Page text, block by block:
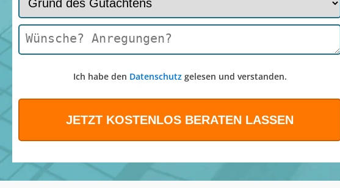
Ich habe den Datenschutzgelesen und verstanden.